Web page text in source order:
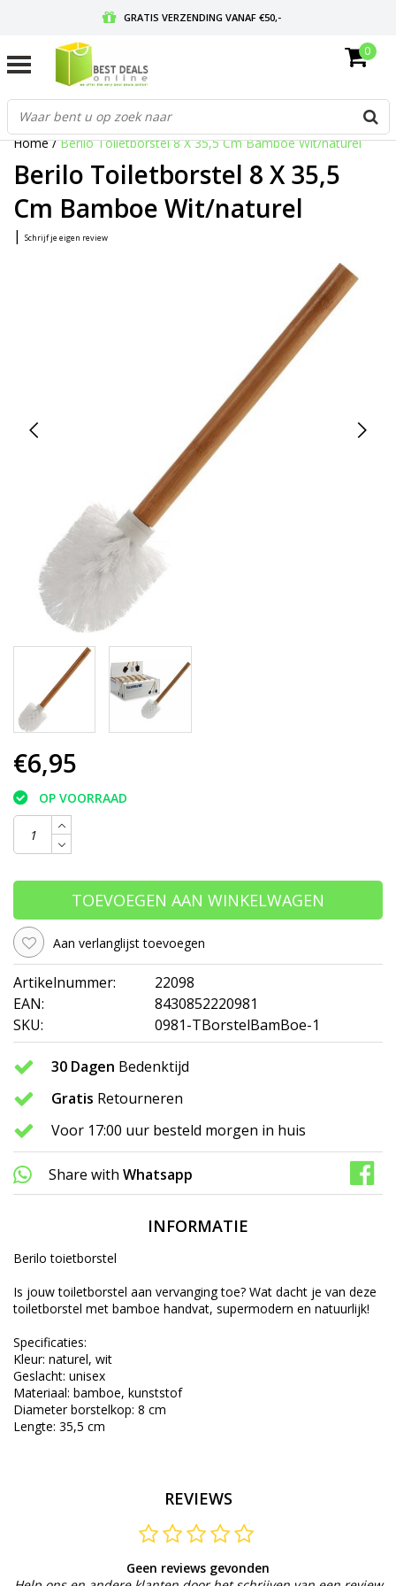
GRATIS VERZENDING VANAF €50,-
GRATIS RETOURNEREN EN 30 DAGEN BEDENKTIJD
0
Home/Berilo Toiletborstel 8 X 35,5 Cm Bamboe Wit/naturel
Berilo Toiletborstel 8 X 35,5
Cm Bamboe Wit/naturel
| Schrijf je eigen review
€6,95
OP VOORRAAD
TOEVOEGEN AAN WINKELWAGEN
Aan verlanglijst toevoegen
Artikelnummer:
22098
EAN:
8430852220981
SKU:
0981-TBorstelBamBoe-1
30 Dagen Bedenktijd
Gratis Retourneren
Voor 17:00 uur besteld morgen in huis
Share with Whatsapp
INFORMATIE
Berilo toietborstel
Is jouw toiletborstel aan vervanging toe? Wat dacht je van deze
toiletborstel met bamboe handvat, supermodern en natuurlijk!
Specificaties:
Kleur: naturel, wit
Geslacht: unisex
Materiaal: bamboe, kunststof
Diameter borstelkop: 8 cm
Lengte: 35,5 cm
REVIEWS
Geen reviews gevonden